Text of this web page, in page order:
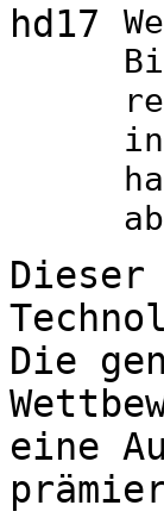
hd17
Die
eine